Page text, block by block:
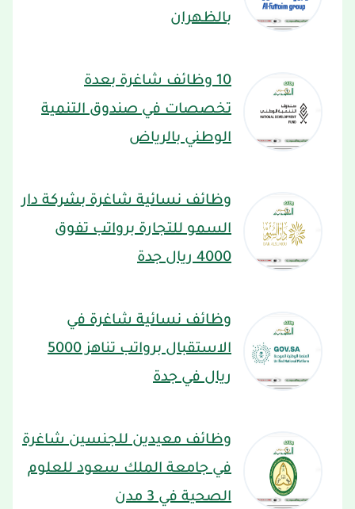
بالظهران
10 وظائف شاغرة بعدة
تخصصات في صندوق التنمية
الوطني بالرياض
وظائف نسائية شاغرة بشركة دار
السمو للتجارة برواتب تفوق
4000 ريال جدة
وظائف نسائية شاغرة في
الاستقبال برواتب تناهز 5000
ريال في جدة
وظائف معيدين للجنسين شاغرة
في جامعة الملك سعود للعلوم
الصحية في 3 مدن